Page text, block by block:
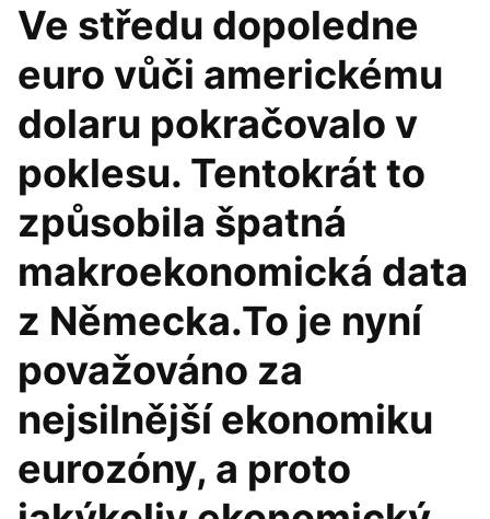
Ve středu dopoledne
euro vůči americkému
dolaru pokračovalo v
poklesu. Tentokrát to
způsobila špatná
makroekonomická data
z Německa.To je nyní
považováno za
nejsilnější ekonomiku
eurozóny, a proto